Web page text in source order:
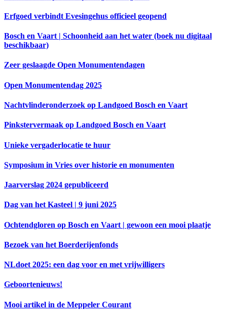
Erfgoed verbindt Evesingehus officieel geopend
Bosch en Vaart | Schoonheid aan het water (boek nu digitaal
beschikbaar)
Zeer geslaagde Open Monumentendagen
Open Monumentendag 2025
Nachtvlinderonderzoek op Landgoed Bosch en Vaart
Pinkstervermaak op Landgoed Bosch en Vaart
Unieke vergaderlocatie te huur
Symposium in Vries over historie en monumenten
Jaarverslag 2024 gepubliceerd
Dag van het Kasteel | 9 juni 2025
Ochtendgloren op Bosch en Vaart | gewoon een mooi plaatje
Bezoek van het Boerderijenfonds
NLdoet 2025: een dag voor en met vrijwilligers
Geboortenieuws!
Mooi artikel in de Meppeler Courant